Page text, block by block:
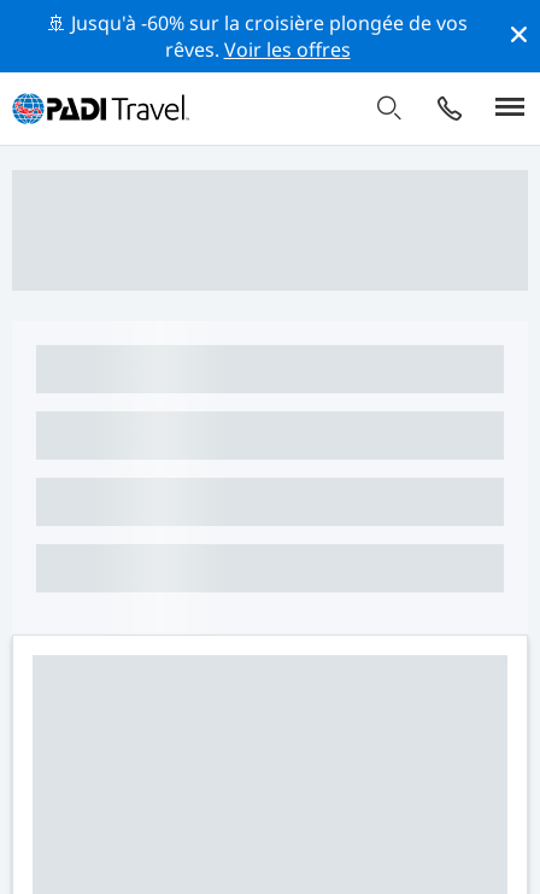
🚢 Jusqu'à -60% sur la croisière plongée de vos
rêves. Voir les offres